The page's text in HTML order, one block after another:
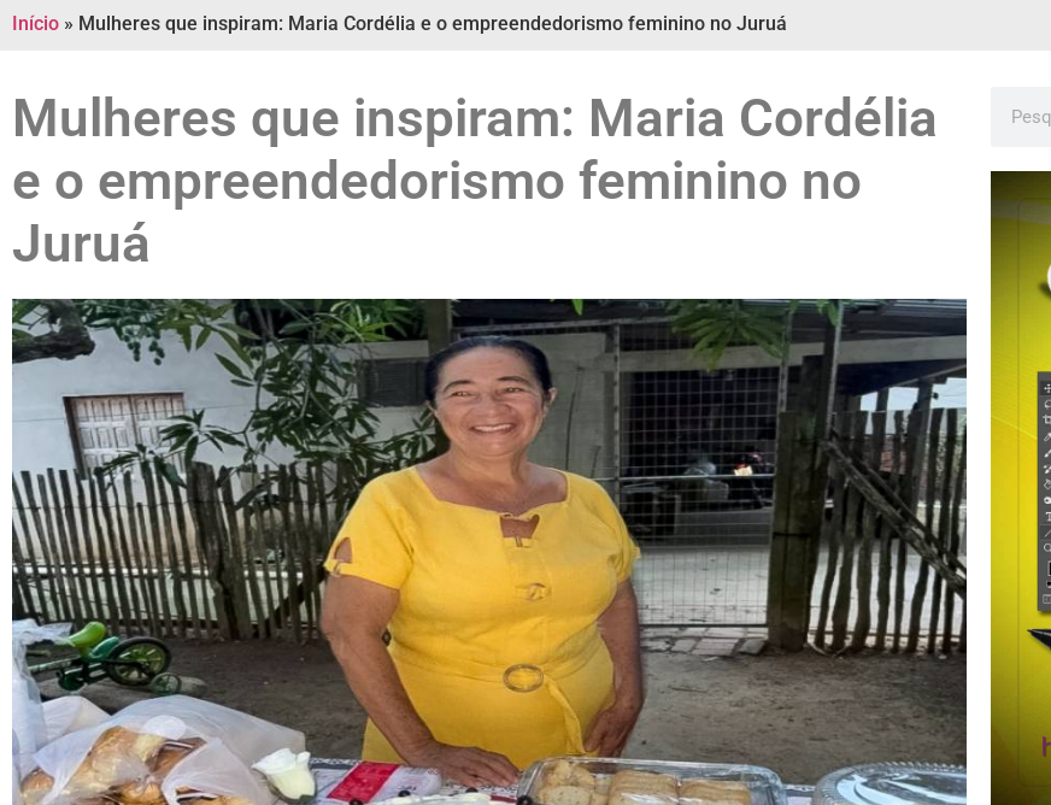
Início » Mulheres que inspiram: Maria Cordélia e o empreendedorismo feminino no Juruá
Mulheres que inspiram: Maria Cordélia
e o empreendedorismo feminino no
Juruá